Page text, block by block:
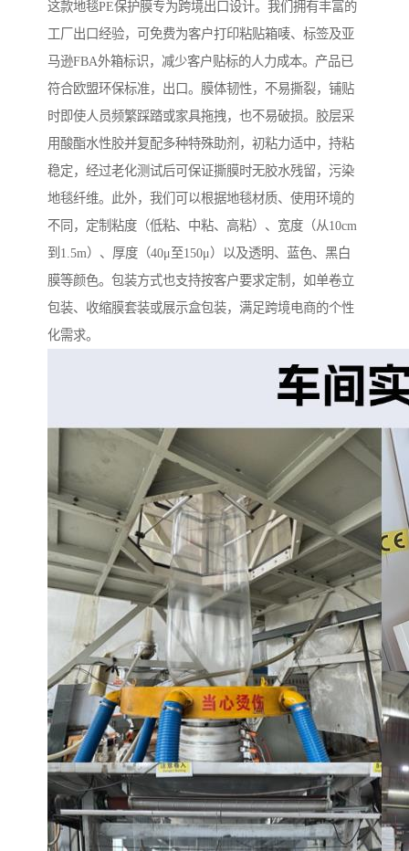
这款地毯PE保护膜专为跨境出口设计。我们拥有丰富的
工厂出口经验，可免费为客户打印粘贴箱唛、标签及亚
马逊FBA外箱标识，减少客户贴标的人力成本。产品已
符合欧盟环保标准，出口。膜体韧性，不易撕裂，铺贴
时即使人员频繁踩踏或家具拖拽，也不易破损。胶层采
用酸酯水性胶并复配多种特殊助剂，初粘力适中，持粘
稳定，经过老化测试后可保证撕膜时无胶水残留，污染
地毯纤维。此外，我们可以根据地毯材质、使用环境的
不同，定制粘度（低粘、中粘、高粘）、宽度（从10cm
到1.5m）、厚度（40μ至150μ）以及透明、蓝色、黑白
膜等颜色。包装方式也支持按客户要求定制，如单卷立
包装、收缩膜套装或展示盒包装，满足跨境电商的个性
化需求。